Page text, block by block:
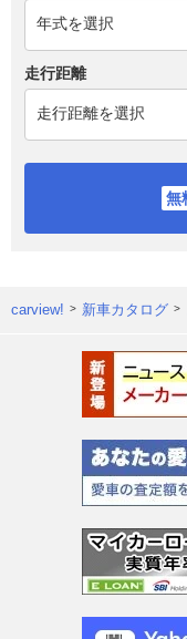
走行距離
carview! 新車カタログ